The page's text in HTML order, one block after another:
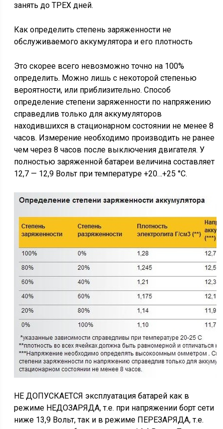
занять до ТРЕХ дней.
Как определить степень заряженности не
обслуживаемого аккумулятора и его плотность
Это скорее всего невозможно точно на 100%
определить. Можно лишь с некоторой степенью
вероятности, или приблизительно. Способ
определение степени заряженности по напряжению
справедлив только для аккумуляторов
находившихся в стационарном состоянии не менее 8
часов. Измерение необходимо производить не ранее
чем через 8 часов после выключения двигателя. У
полностью заряженной батареи величина составляет
12,7 — 12,9 Вольт при температуре +20…+25 °С.
НЕ ДОПУСКАЕТСЯ эксплуатация батарей как в
режиме НЕДОЗАРЯДА, т.е. при напряжении борт сети
ниже 13,9 Вольт, так и в режиме ПЕРЕЗАРЯДА, т.е.